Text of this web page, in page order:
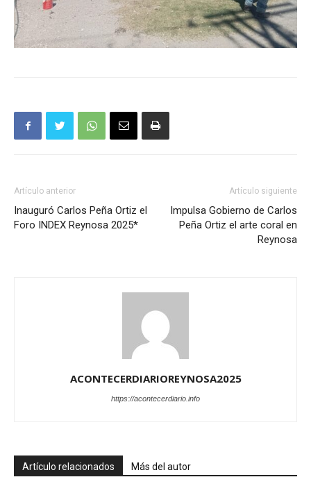
Artículo anterior
Inauguró Carlos Peña Ortiz el
Foro INDEX Reynosa 2025*
Artículo siguiente
Impulsa Gobierno de Carlos
Peña Ortiz el arte coral en
Reynosa
ACONTECERDIARIOREYNOSA2025
https://acontecerdiario.info
Artículo relacionados Más del autor